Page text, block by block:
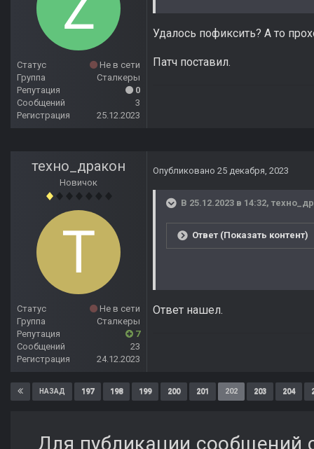
Статус
Не в сети
Группа
Сталкеры
Репутация
0
Сообщений
3
Регистрация
25.12.2023
Удалось пофиксить? А то
Патч поставил.
техно_дракон
Новичок
Статус
Не в сети
Группа
Сталкеры
Репутация
7
Сообщений
23
Регистрация
24.12.2023
Опубликовано 25 декабря, 2023
В 25.12.2023 в 14:32,
Ответ (Показать контент)
Ответ нашел.
НАЗАД 197 198 199 200 201 202 203 204
Для публикации сообщений